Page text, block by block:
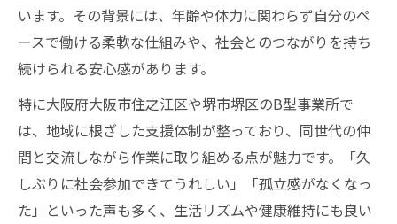
います。その背景には、年齢や体力に関わらず自分のペ
ースで働ける柔軟な仕組みや、社会とのつながりを持ち
続けられる安心感があります。
特に大阪府大阪市住之江区や堺市堺区のB型事業所で
は、地域に根ざした支援体制が整っており、同世代の仲
間と交流しながら作業に取り組める点が魅力です。「久
しぶりに社会参加できてうれしい」「孤立感がなくなっ
た」といった声も多く、生活リズムや健康維持にも良い